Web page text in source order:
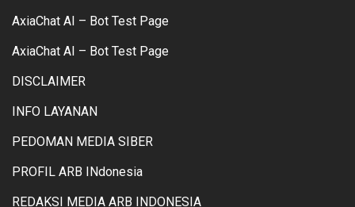
AxiaChat AI – Bot Test Page
AxiaChat AI – Bot Test Page
DISCLAIMER
INFO LAYANAN
PEDOMAN MEDIA SIBER
PROFIL ARB INdonesia
REDAKSI MEDIA ARB INDONESIA